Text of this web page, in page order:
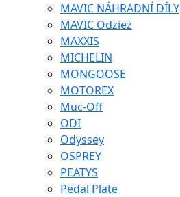
MAVIC NÁHRADNÍ DÍLY
MAVIC Odzież
MAXXIS
MICHELIN
MONGOOSE
MOTOREX
Muc-Off
ODI
Odyssey
OSPREY
PEATYS
Pedal Plate